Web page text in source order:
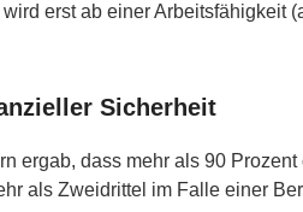
erst ab einer Arbeitsfähigkeit
Sicherheit
ergab, dass mehr als 90
als Zweidrittel im Falle einer